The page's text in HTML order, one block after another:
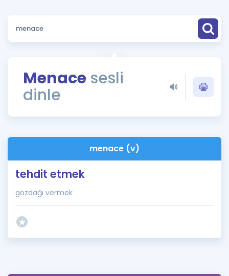
Sözlük
Rehberlik Aracı
ÖSYM Sınav Takvimi
İngilizce Gramer
Hakkımızda
Menace sesli
dinle
menace (v)
tehdit etmek
gözdağı vermek